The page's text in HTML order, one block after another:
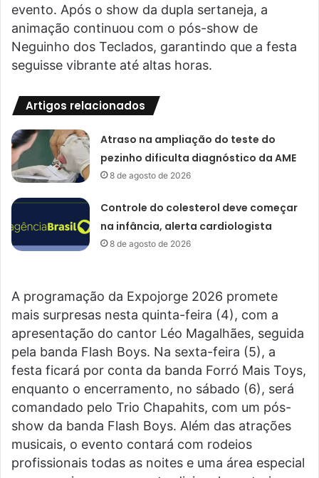
evento. Após o show da dupla sertaneja, a
animação continuou com o pós-show de
Neguinho dos Teclados, garantindo que a festa
seguisse vibrante até altas horas.
Artigos relacionados
Atraso na ampliação do teste do
pezinho dificulta diagnóstico da AME
8 de agosto de 2026
Controle do colesterol deve começar
na infância, alerta cardiologista
8 de agosto de 2026
A programação da Expojorge 2026 promete
mais surpresas nesta quinta-feira (4), com a
apresentação do cantor Léo Magalhães, seguida
pela banda Flash Boys. Na sexta-feira (5), a
festa ficará por conta da banda Forró Mais Toys,
enquanto o encerramento, no sábado (6), será
comandado pelo Trio Chapahits, com um pós-
show da banda Flash Boys. Além das atrações
musicais, o evento contará com rodeios
profissionais todas as noites e uma área especial